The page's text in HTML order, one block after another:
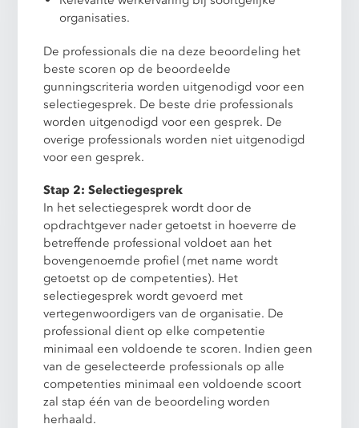
organisaties.
De professionals die na deze beoordeling het
beste scoren op de beoordeelde
gunningscriteria worden uitgenodigd voor een
selectiegesprek. De beste drie professionals
worden uitgenodigd voor een gesprek. De
overige professionals worden niet uitgenodigd
voor een gesprek.
Stap 2: Selectiegesprek
In het selectiegesprek wordt door de
opdrachtgever nader getoetst in hoeverre de
betreffende professional voldoet aan het
bovengenoemde profiel (met name wordt
getoetst op de competenties). Het
selectiegesprek wordt gevoerd met
vertegenwoordigers van de organisatie. De
professional dient op elke competentie
minimaal een voldoende te scoren. Indien geen
van de geselecteerde professionals op alle
competenties minimaal een voldoende scoort
zal stap één van de beoordeling worden
herhaald.